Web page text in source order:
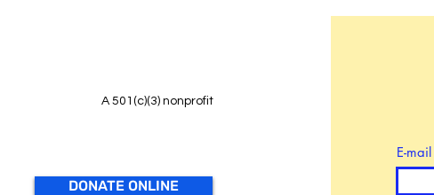
A 501(c)(3) nonprofit
DONATE ONLINE
E-mail